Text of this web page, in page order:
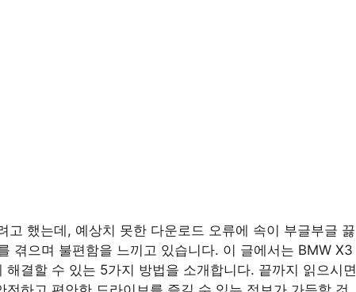
고 했는데, 예상치 못한 다운로드 오류에 속이 부글부글 끓
겪으며 불편함을 느끼고 있습니다. 이 글에서는 BMW X3
결할 수 있는 5가지 방법을 소개합니다. 끝까지 읽으시면